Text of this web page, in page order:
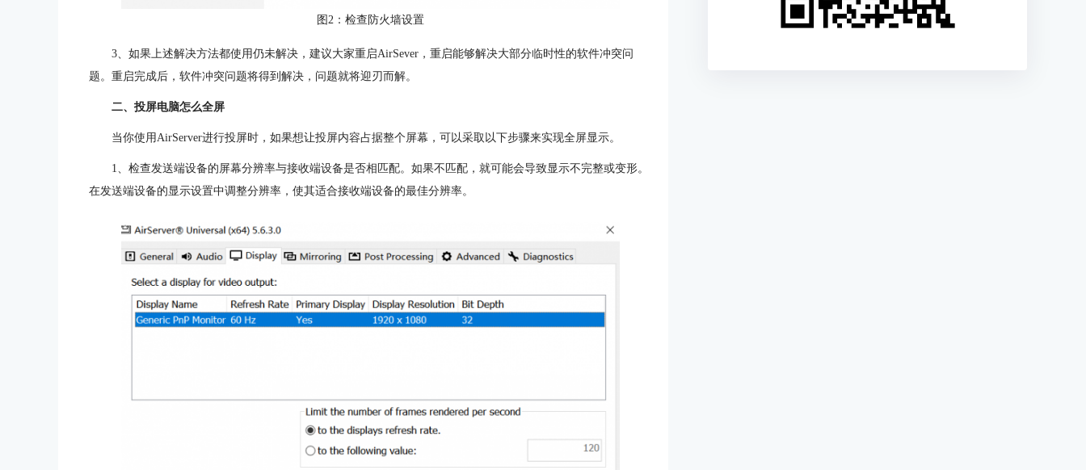
图2：检查防火墙设置
3、如果上述解决方法都使用仍未解决，建议大家重启AirSever，重启能够解决大部分临时性的软件冲突问
题。重启完成后，软件冲突问题将得到解决，问题就将迎刃而解。
二、投屏电脑怎么全屏
当你使用AirServer进行投屏时，如果想让投屏内容占据整个屏幕，可以采取以下步骤来实现全屏显示。
1、检查发送端设备的屏幕分辨率与接收端设备是否相匹配。如果不匹配，就可能会导致显示不完整或变形。
在发送端设备的显示设置中调整分辨率，使其适合接收端设备的最佳分辨率。